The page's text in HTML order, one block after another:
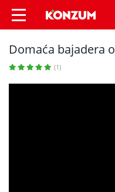
Domaća
Domaća bajadera
(1)